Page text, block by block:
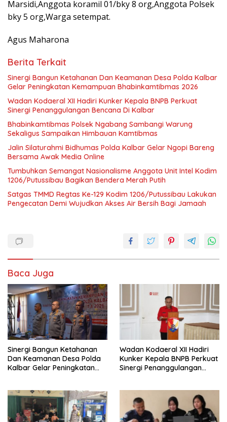
Marsidi,Anggota koramil 01/bky 8 org,Anggota Polsek
bky 5 org,Warga setempat.
Agus Maharona
Berita Terkait
Sinergi Bangun Ketahanan Dan Keamanan Desa Polda Kalbar
Gelar Peningkatan Kemampuan Bhabinkamtibmas 2026
Wadan Kodaeral XII Hadiri Kunker Kepala BNPB Perkuat
Sinergi Penanggulangan Bencana Di Kalbar
Bhabinkamtibmas Polsek Ngabang Sambangi Warung
Sekaligus Sampaikan Himbauan Kamtibmas
Jalin Silaturahmi Bidhumas Polda Kalbar Gelar Ngopi Bareng
Bersama Awak Media Online
Tumbuhkan Semangat Nasionalisme Anggota Unit Intel Kodim
1206/Putussibau Bagikan Bendera Merah Putih
Satgas TMMD Regtas Ke-129 Kodim 1206/Putussibau Lakukan
Pengecatan Demi Wujudkan Akses Air Bersih Bagi Jamaah
Baca Juga
Sinergi Bangun Ketahanan
Dan Keamanan Desa Polda
Kalbar Gelar Peningkatan
Wadan Kodaeral XII Hadiri
Kunker Kepala BNPB Perkuat
Sinergi Penanggulangan